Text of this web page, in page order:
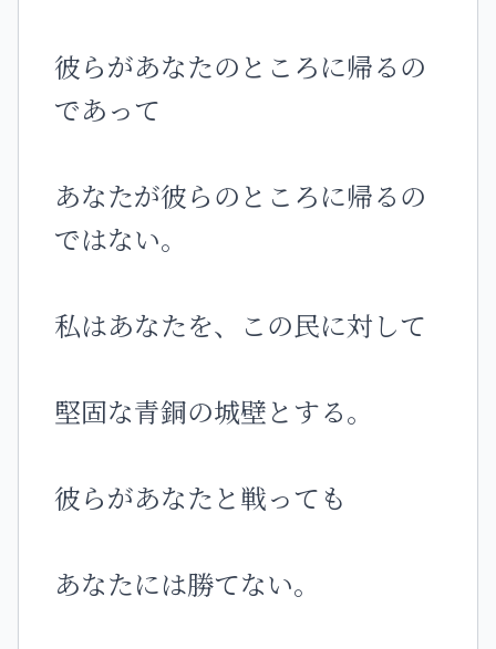
彼らがあなたのところに帰るの
であって
あなたが彼らのところに帰るの
ではない。
私はあなたを、この民に対して
堅固な青銅の城壁とする。
彼らがあなたと戦っても
あなたには勝てない。